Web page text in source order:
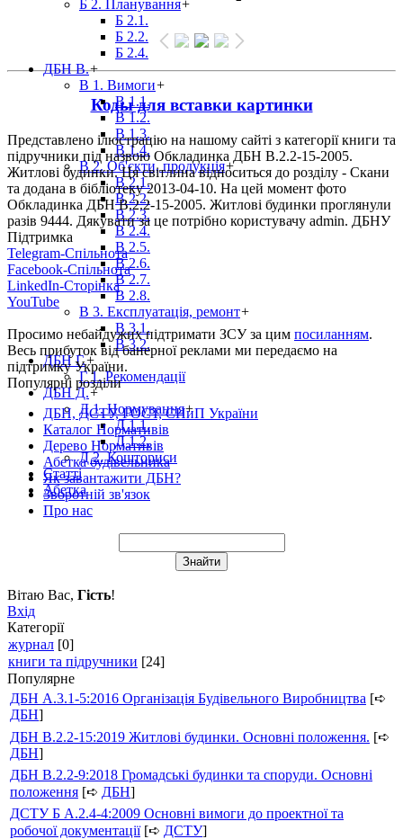
Б 2. Планування+
Б 2.1.
Б 2.2.
Б 2.4.
ДБН В.+
В 1. Вимоги+
В 1.1.
В 1.2.
В 1.3.
В 1.4.
В 2. Об'єкти, продукція+
В 2.1.
В 2.2.
В 2.3.
В 2.4.
В 2.5.
В 2.6.
В 2.7.
В 2.8.
В 3. Експлуатація, ремонт+
В 3.1.
В 3.2.
ДБН Г.+
Г 1. Рекомендації
ДБН Д.+
Д 1. Нормування+
Д 1.1.
Д 1.2.
Д 2. Кошториси
Статті
Абетка
Коды для вставки картинки
Представлено ілюстрацію на нашому сайті з категорії книги та
підручники під назвою Обкладинка ДБН В.2.2-15-2005.
Житлові будинки. Ця світлина відноситься до розділу - Скани
та додана в бібліотеку 2013-04-10. На цей момент фото
Обкладинка ДБН В.2.2-15-2005. Житлові будинки проглянули
разів 9444. Дякувати за це потрібно користувачу admin. ДБНУ
Підтримка
Telegram-Спільнота
Facebook-Спільнота
LinkedIn-Сторінка
YouTube
Просимо небайдужих підтримати ЗСУ за цим посиланням.
Весь прибуток від банерної реклами ми передаємо на
підтримку України.
Популярні розділи
ДБН, ДСТУ, ГОСТ, СНиП України
Каталог Нормативів
Дерево Нормативів
Абетка будівельника
Як завантажити ДБН?
Зворотній зв'язок
Про нас
Вітаю Вас, Гість!
Вхід
Категорії
журнал [0]
книги та підручники [24]
Популярне
ДБН А.3.1-5:2016 Організація Будівельного Виробництва [➪
ДБН]
ДБН В.2.2-15:2019 Житлові будинки. Основні положення. [➪
ДБН]
ДБН В.2.2-9:2018 Громадські будинки та споруди. Основні
положення [➪ ДБН]
ДСТУ Б А.2.4-4:2009 Основні вимоги до проектної та
робочої документації[➪ ДСТУ]